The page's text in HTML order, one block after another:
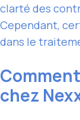
clarté des
Cependant,
dans le
chez